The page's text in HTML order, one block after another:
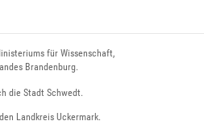
für Wissenschaft,
Brandenburg.
die Stadt Schwedt.
Landkreis Uckermark.